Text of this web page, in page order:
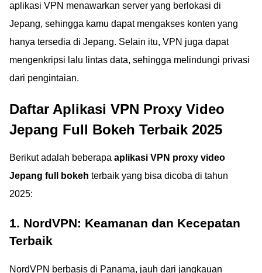
aplikasi VPN menawarkan server yang berlokasi di
Jepang, sehingga kamu dapat mengakses konten yang
hanya tersedia di Jepang. Selain itu, VPN juga dapat
mengenkripsi lalu lintas data, sehingga melindungi privasi
dari pengintaian.
Daftar Aplikasi VPN Proxy Video
Jepang Full Bokeh Terbaik 2025
Berikut adalah beberapa aplikasi VPN proxy video
Jepang full bokeh terbaik yang bisa dicoba di tahun
2025:
1. NordVPN: Keamanan dan Kecepatan
Terbaik
NordVPN berbasis di Panama, jauh dari jangkauan